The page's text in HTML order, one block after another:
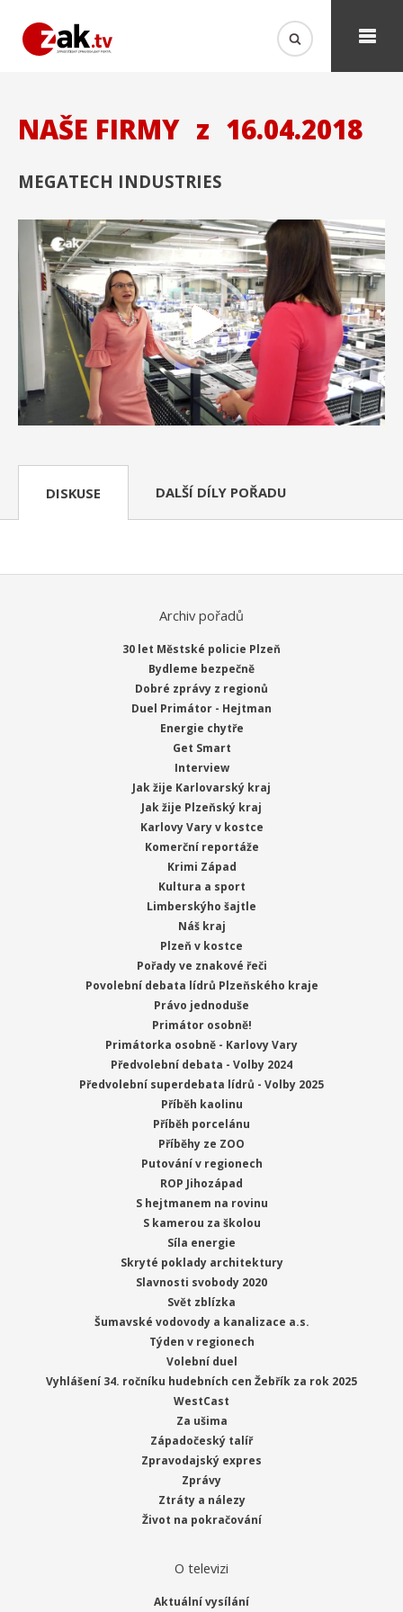
NAŠE FIRMY z 16.04.2018
MEGATECH INDUSTRIES
DISKUSE DALŠÍ DÍLY POŘADU
Archiv pořadů
30 let Městské policie Plzeň
Bydleme bezpečně
Dobré zprávy z regionů
Duel Primátor - Hejtman
Energie chytře
Get Smart
Interview
Jak žije Karlovarský kraj
Jak žije Plzeňský kraj
Karlovy Vary v kostce
Komerční reportáže
Krimi Západ
Kultura a sport
Limberskýho šajtle
Náš kraj
Plzeň v kostce
Pořady ve znakové řeči
Povolební debata lídrů Plzeňského kraje
Právo jednoduše
Primátor osobně!
Primátorka osobně - Karlovy Vary
Předvolební debata - Volby 2024
Předvolební superdebata lídrů - Volby 2025
Příběh kaolinu
Příběh porcelánu
Příběhy ze ZOO
Putování v regionech
ROP Jihozápad
S hejtmanem na rovinu
S kamerou za školou
Síla energie
Skryté poklady architektury
Slavnosti svobody 2020
Svět zblízka
Šumavské vodovody a kanalizace a.s.
Týden v regionech
Volební duel
Vyhlášení 34. ročníku hudebních cen Žebřík za rok 2025
WestCast
Za ušima
Západočeský talíř
Zpravodajský expres
Zprávy
Ztráty a nálezy
Život na pokračování
O televizi
Aktuální vysílání